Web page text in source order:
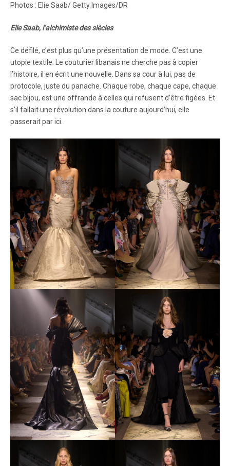
Photos : Elie Saab/ Getty Images/DR
Elie Saab, l’alchimiste des siècles
Ce défilé, c’est plus qu’une présentation de mode. C’est une
utopie textile. Le couturier libanais ne cherche pas à copier
l’histoire, il en écrit une nouvelle. Dans sa cour à lui, pas de
protocole, juste du panache. Chaque robe, chaque cape, chaque
sac bijou, est une offrande à celles qui refusent d’être figées. Et
s’il fallait une révolution dans la couture aujourd’hui, elle
passerait par ici.